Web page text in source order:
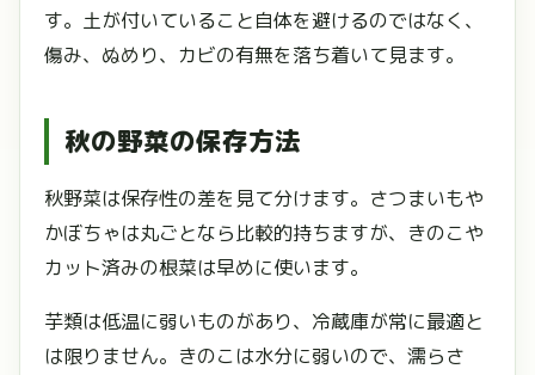
す。土が付いていること自体を避けるのではなく、
傷み、ぬめり、カビの有無を落ち着いて見ます。
秋の野菜の保存方法
秋野菜は保存性の差を見て分けます。さつまいもや
かぼちゃは丸ごとなら比較的持ちますが、きのこや
カット済みの根菜は早めに使います。
芋類は低温に弱いものがあり、冷蔵庫が常に最適と
は限りません。きのこは水分に弱いので、濡らさ